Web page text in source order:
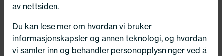
Drivverk
av nettsiden.
Du kan lese mer om hvordan vi bruker
informasjonskapsler og annen teknologi, og hvordan
vi samler inn og behandler personopplysninger ved å